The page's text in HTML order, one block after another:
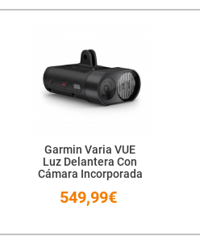
Garmin Varia VUE
Luz Delantera Con
Cámara Incorporada
549,99€